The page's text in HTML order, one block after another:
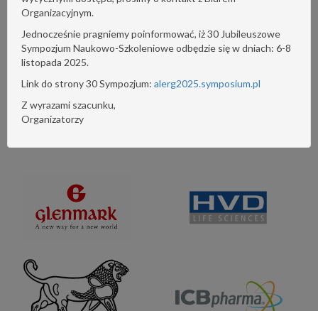
Organizacyjnym.
Jednocześnie pragniemy poinformować, iż 30 Jubileuszowe
Sympozjum Naukowo-Szkoleniowe odbędzie się w dniach: 6-8
listopada 2025.
Link do strony 30 Sympozjum: alerg2025.symposium.pl
Z wyrazami szacunku,
Organizatorzy